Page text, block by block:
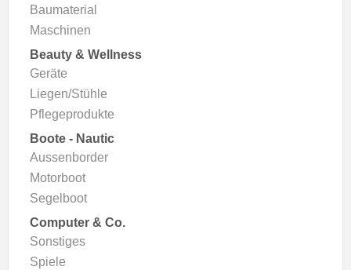
Baumaterial
Maschinen
Beauty & Wellness
Geräte
Liegen/Stühle
Pflegeprodukte
Boote - Nautic
Aussenborder
Motorboot
Segelboot
Computer & Co.
Sonstiges
Spiele